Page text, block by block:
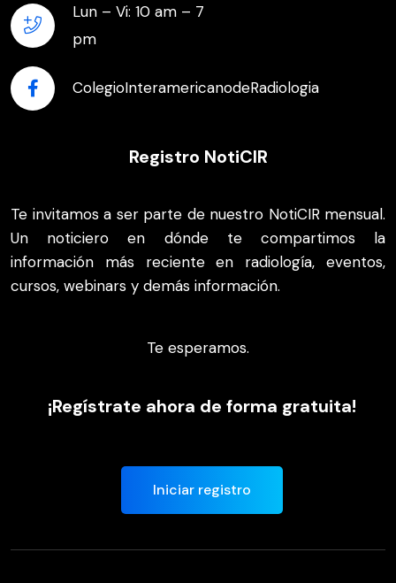
Lun – Vi: 10 am – 7
pm
ColegioInteramericanodeRadiologia
Registro NotiCIR
Te invitamos a ser parte de nuestro NotiCIR mensual.
Un noticiero en dónde te compartimos la
información más reciente en radiología, eventos,
cursos, webinars y demás información.
Te esperamos.
¡Regístrate ahora de forma gratuita!
Iniciar registro